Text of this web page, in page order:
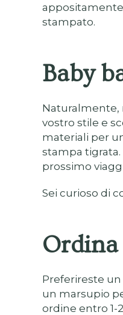
stampato.
Baby
Naturalmente,
vostro stile e
materiali per
stampa
prossimo
Sei curioso di
Preferireste
un marsupio
ordine entro 1-